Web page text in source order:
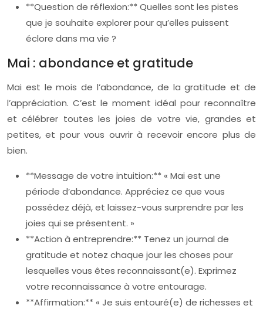
**Question de réflexion:** Quelles sont les pistes
que je souhaite explorer pour qu’elles puissent
éclore dans ma vie ?
Mai : abondance et gratitude
Mai est le mois de l’abondance, de la gratitude et de
l’appréciation. C’est le moment idéal pour reconnaître
et célébrer toutes les joies de votre vie, grandes et
petites, et pour vous ouvrir à recevoir encore plus de
bien.
**Message de votre intuition:** « Mai est une
période d’abondance. Appréciez ce que vous
possédez déjà, et laissez-vous surprendre par les
joies qui se présentent. »
**Action à entreprendre:** Tenez un journal de
gratitude et notez chaque jour les choses pour
lesquelles vous êtes reconnaissant(e). Exprimez
votre reconnaissance à votre entourage.
**Affirmation:** « Je suis entouré(e) de richesses et